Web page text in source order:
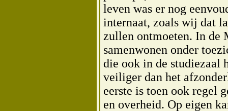
leven was er nog
internaat, zoals wij dat
zullen ontmoeten. In de
samenwonen onder
die ook in de studiezaal
veiliger dan het
eerste is toen ook regel
en overheid. Op eigen